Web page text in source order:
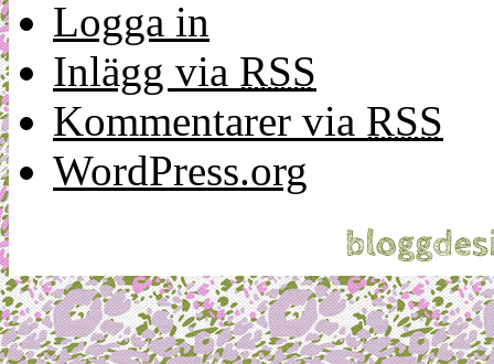
Logga in
Inlägg via RSS
Kommentarer via RSS
WordPress.org